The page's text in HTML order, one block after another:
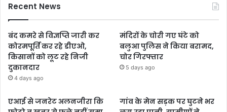
Recent News
बंद कमरे से विज्ञप्ति जारी कर
कोरमपूर्ति कर रहे डीएओ,
किसानों को लूट रहे निजी
दुकानदार
4 days ago
मंदिरों के चोरी गए घंटे को
बलुआ पुलिस ने किया बरामद,
चोर गिरफ्तार
5 days ago
एआई से जनरेट अलनजीरा कि
गांव के मेन सड़क पर घुटने भर